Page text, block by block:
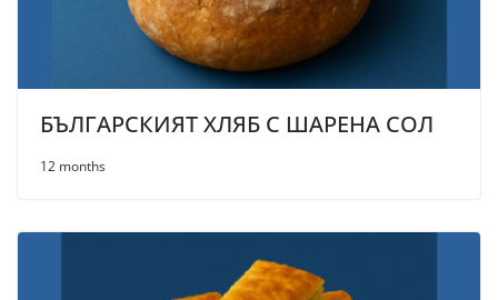
БЪЛГАРСКИЯТ ХЛЯБ С ШАРЕНА СОЛ
12 months